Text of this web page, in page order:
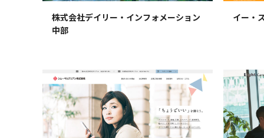
株式会社デイリー・インフォメーション
中部
イー・